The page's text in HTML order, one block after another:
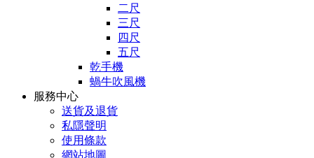
二尺
三尺
四尺
五尺
乾手機
蝸牛吹風機
服務中心
送貨及退貨
私隱聲明
使用條款
網站地圖